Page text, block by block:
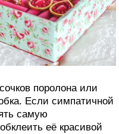
поролона или
Если симпатичной
самую
её красивой